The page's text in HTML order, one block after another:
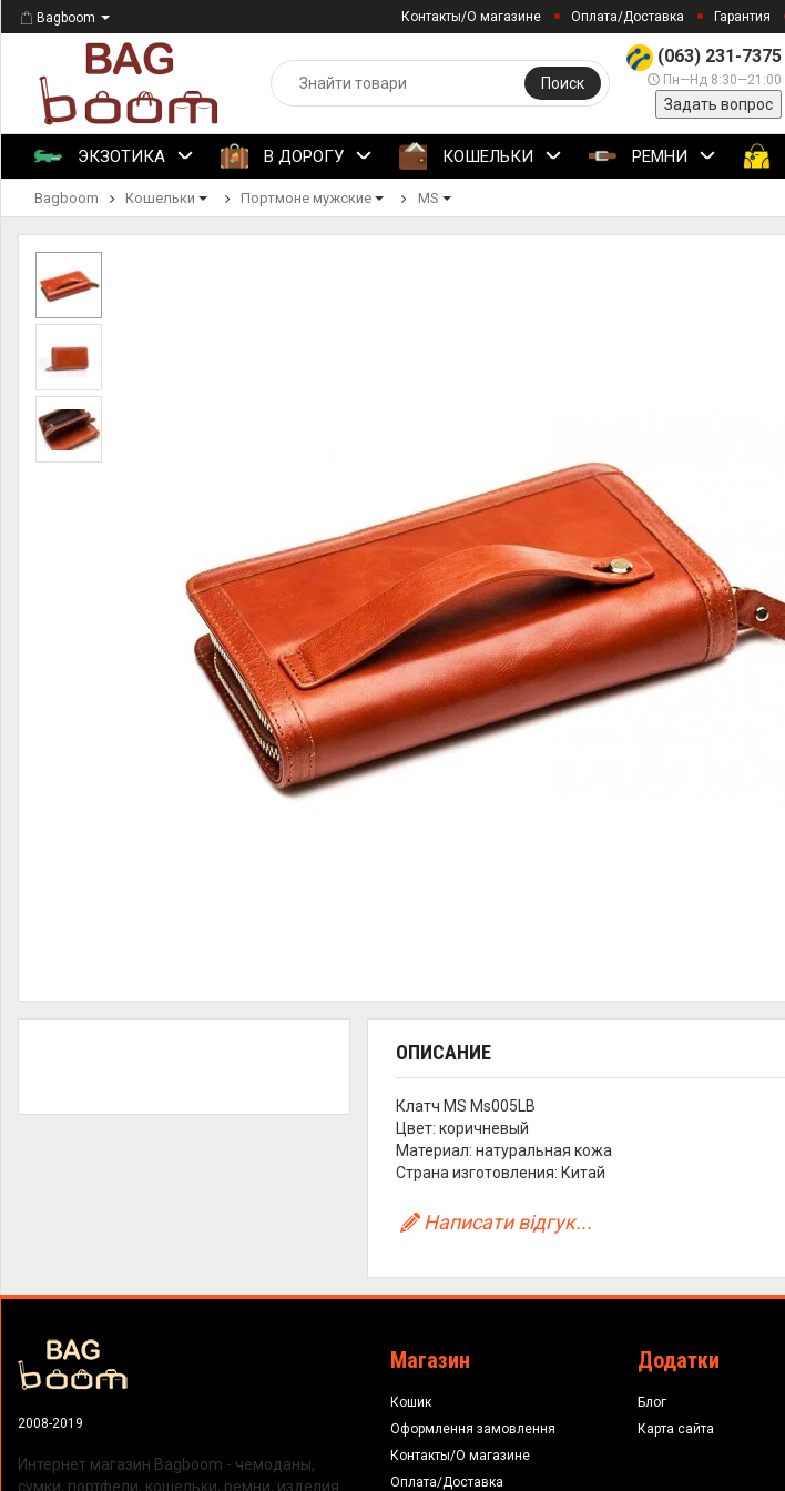
Bagboom Контакты/О магазине Оплата/Доставка Гарантия
(063) 231-7375
Пн—Нд 8:30—21:00
Задать вопрос
Поиск
ЭКЗОТИКА В ДОРОГУ КОШЕЛЬКИ РЕМНИ
Bagboom Кошельки Портмоне мужские MS
ОПИСАНИЕ
Клатч MS Ms005LB
Цвет: коричневый
Материал: натуральная кожа
Страна изготовления: Китай
Написати відгук...
2008-2019
Интернет магазин Bagboom - чемоданы,
сумки, портфели, кошельки, ремни, изделия
Магазин
Кошик
Оформлення замовлення
Контакты/О магазине
Оплата/Доставка
Додатки
Блог
Карта сайта